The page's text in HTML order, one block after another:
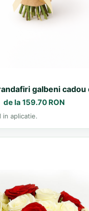
galbeni cadou
de la 159.70 RON
in aplicatie.